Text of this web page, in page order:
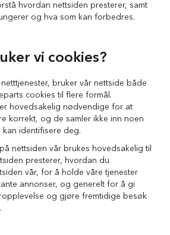
hvordan nettsiden presterer, samt
og hva som kan forbedres.
vi cookies?
bruker vår nettside både
cookies til flere formål.
hovedsakelig nødvendige for at
korrekt, og de samler ikke inn noen
identifisere deg.
nettsiden vår brukes hovedsakelig til
presterer, hvordan du
vår, for å holde våre tjenester
annonser, og generelt for å gi
og gjøre fremtidige besøk